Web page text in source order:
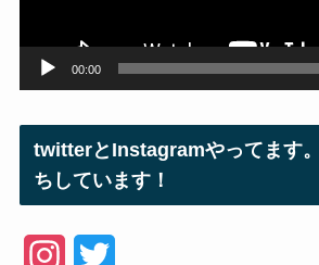
00:00
twitterとInstagramやってます
ちしています！